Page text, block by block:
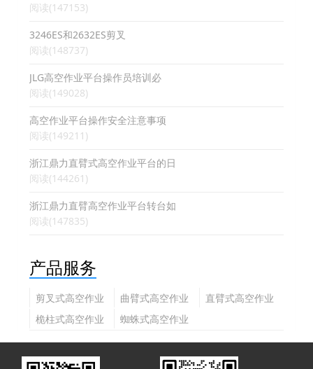
阅读(147153)
3246ES和2632ES剪叉
阅读(148737)
JLG高空作业平台操作员培训必
阅读(149028)
高空作业平台操作安全注意事项
阅读(149211)
浙江鼎力直臂式高空作业平台的日
阅读(144261)
浙江鼎力直臂高空作业平台转台如
阅读(147835)
产品服务
剪叉式高空作业
平台
曲臂式高空作业
平台
直臂式高空作业
桅柱式高空作业
蜘蛛式高空作业